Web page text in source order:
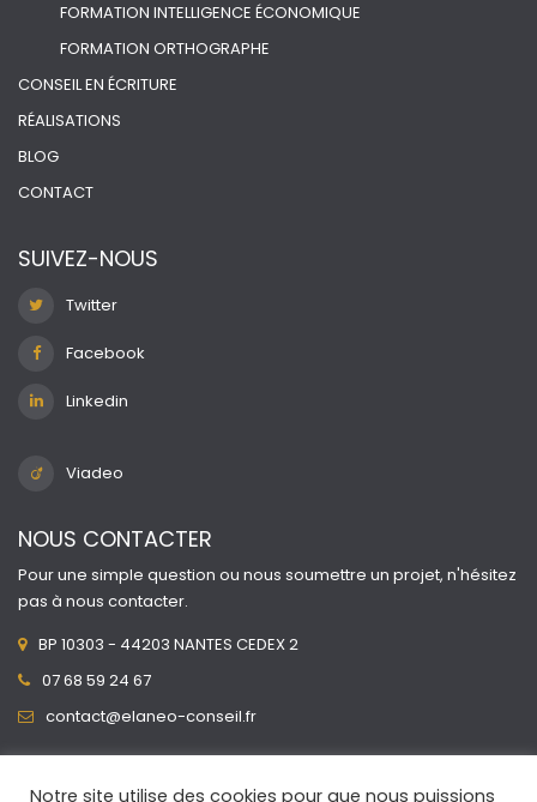
FORMATION INTELLIGENCE ÉCONOMIQUE
FORMATION ORTHOGRAPHE
CONSEIL EN ÉCRITURE
RÉALISATIONS
BLOG
CONTACT
SUIVEZ-NOUS
Twitter
Facebook
Linkedin
Viadeo
NOUS CONTACTER
Pour une simple question ou nous soumettre un projet, n'hésitez
pas à nous contacter.
BP 10303 - 44203 NANTES CEDEX 2
07 68 59 24 67
contact@elaneo-conseil.fr
Notre site utilise des cookies pour que nous puissions